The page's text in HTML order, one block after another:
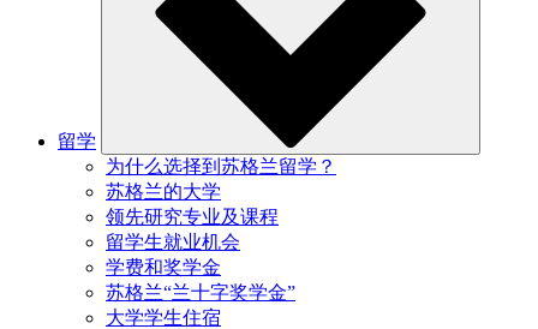
留学
为什么选择到苏格兰留学？
苏格兰的大学
领先研究专业及课程
留学生就业机会
学费和奖学金
苏格兰“兰十字奖学金”
大学学生住宿